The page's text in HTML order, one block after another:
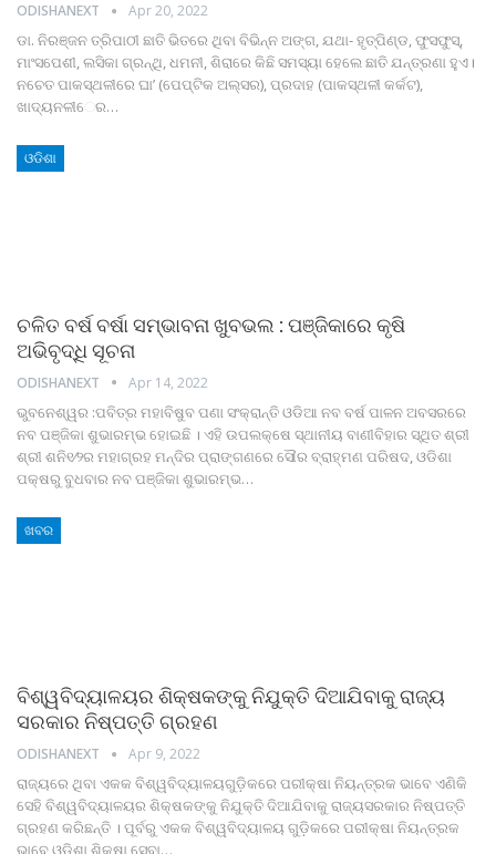
ODISHANEXT Apr 20, 2022
ଡା. ନିରଞ୍ଜନ ତ୍ରିପାଠୀ ଛାତି ଭିତରେ ଥିବା ବିଭିନ୍ନ ଅଙ୍ଗ, ଯଥା- ହୃତ୍‌ପିଣ୍ଡ, ଫୁସଫୁସ୍‌,
ମାଂସପେଶୀ, ଲସିକା ଗ୍ରନ୍ଥି, ଧମନୀ, ଶିରାରେ କିଛି ସମସ୍ୟା ହେଲେ ଛାତି ଯନ୍ତ୍ରଣା ହୁଏ।
ନଚେତ ପାକସ୍ଥଳୀରେ ଘା’ (ପେପ୍‌ଟିକ ଅଲ୍‌ସର), ପ୍ରଦାହ (ପାକସ୍ଥଳୀ କର୍କଟ),
ଖାଦ୍ୟନଳୀ​‌େ​‌ର…
ଓଡିଶା
ଚଳିତ ବର୍ଷ ବର୍ଷା ସମ୍ଭାବନା ଖୁବଭଲ : ପଞ୍ଜିକାରେ କୃଷି
ଅଭିବୃଦ୍ଧି ସୂଚନା
ODISHANEXT Apr 14, 2022
ଭୁବନେଶ୍ୱର :ପବିତ୍ର ମହାବିଷୁବ ପଣା ସଂକ୍ରାନ୍ତି ଓଡିଆ ନବ ବର୍ଷ ପାଳନ ଅବସରରେ
ନବ ପଞ୍ଜିକା ଶୁଭାରମ୍ଭ ହୋଇଛି । ଏହି ଉପଲକ୍ଷେ ସ୍ଥାନୀୟ ବାଣୀବିହାର ସ୍ଥିତ ଶ୍ରୀ
ଶ୍ରୀ ଶନି୧⁄୨ର ମହାଗ୍ରହ ମନ୍ଦିର ପ୍ରାଙ୍ଗଣରେ ସୌର ବ୍ରାହ୍ମଣ ପରିଷଦ, ଓଡିଶା
ପକ୍ଷରୁ ବୁଧବାର ନବ ପଞ୍ଜିକା ଶୁଭାରମ୍ଭ…
ଖବର
ବିଶ୍ୱବିଦ୍ୟାଳୟର ଶିକ୍ଷକଙ୍କୁ ନିଯୁକ୍ତି ଦିଆଯିବାକୁ ରାଜ୍ୟ
ସରକାର ନିଷ୍ପତ୍ତି ଗ୍ରହଣ
ODISHANEXT Apr 9, 2022
ରାଜ୍ୟରେ ଥିବା ଏକକ ବିଶ୍ୱବିଦ୍ୟାଳୟଗୁଡ଼ିକରେ ପରୀକ୍ଷା ନିୟନ୍ତ୍ରକ ଭାବେ ଏଣିକି
ସେହି ବିଶ୍ୱବିଦ୍ୟାଳୟର ଶିକ୍ଷକଙ୍କୁ ନିଯୁକ୍ତି ଦିଆଯିବାକୁ ରାଜ୍ୟସରକାର ନିଷ୍ପତ୍ତି
ଗ୍ରହଣ କରିଛନ୍ତି । ପୂର୍ବରୁ ଏକକ ବିଶ୍ୱବିଦ୍ୟାଳୟ ଗୁଡ଼ିକରେ ପରୀକ୍ଷା ନିୟନ୍ତ୍ରକ
ଭାବେ ଓଡ଼ିଶା ଶିକ୍ଷା ସେବା…